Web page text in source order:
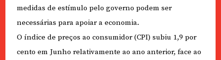
medidas de estímulo pelo governo podem ser
necessárias para apoiar a economia.
O índice de preços ao consumidor (CPI) subiu 1,9 por
cento em Junho relativamente ao ano anterior, face ao